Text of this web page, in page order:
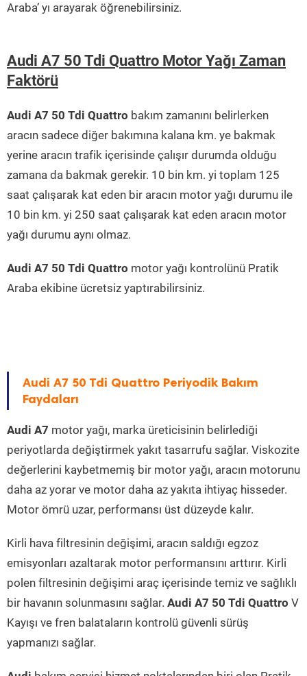
Araba’ yı arayarak öğrenebilirsiniz.
Audi A7 50 Tdi Quattro Motor Yağı Zaman
Faktörü
Audi A7 50 Tdi Quattro bakım zamanını belirlerken
aracın sadece diğer bakımına kalana km. ye bakmak
yerine aracın trafik içerisinde çalışır durumda olduğu
zamana da bakmak gerekir. 10 bin km. yi toplam 125
saat çalışarak kat eden bir aracın motor yağı durumu ile
10 bin km. yi 250 saat çalışarak kat eden aracın motor
yağı durumu aynı olmaz.
Audi A7 50 Tdi Quattro motor yağı kontrolünü Pratik
Araba ekibine ücretsiz yaptırabilirsiniz.
Audi A7 50 Tdi Quattro Periyodik Bakım
Faydaları
Audi A7 motor yağı, marka üreticisinin belirlediği
periyotlarda değiştirmek yakıt tasarrufu sağlar. Viskozite
değerlerini kaybetmemiş bir motor yağı, aracın motorunu
daha az yorar ve motor daha az yakıta ihtiyaç hisseder.
Motor ömrü uzar, performansı üst düzeyde kalır.
Kirli hava filtresinin değişimi, aracın saldığı egzoz
emisyonları azaltarak motor performansını arttırır. Kirli
polen filtresinin değişimi araç içerisinde temiz ve sağlıklı
bir havanın solunmasını sağlar. Audi A7 50 Tdi Quattro V
Kayışı ve fren balataların kontrolü güvenli sürüş
yapmanızı sağlar.